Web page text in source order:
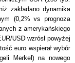
zakładano dynamika
(0,2% vs prognoza
z amerykańskiego
USD wzrósł powyżej
euro wspierał wybór
Merkel) na nowego